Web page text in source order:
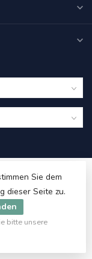
Sie dem
dieser Seite zu.
bitte unsere